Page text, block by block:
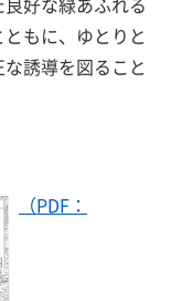
もに、ゆとりと
誘導を図ること
（PDF：